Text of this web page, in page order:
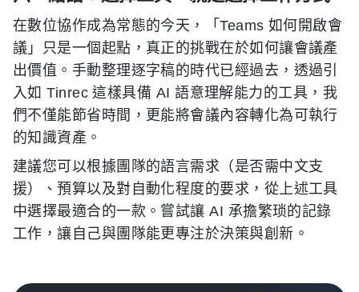
在數位協作成為常態的今天，「Teams 如何開啟會
議」只是一個起點，真正的挑戰在於如何讓會議產
出價值。手動整理逐字稿的時代已經過去，透過引
入如 Tinrec 這樣具備 AI 語意理解能力的工具，我
們不僅能節省時間，更能將會議內容轉化為可執行
的知識資產。
建議您可以根據團隊的語言需求（是否需中文支
援）、預算以及對自動化程度的要求，從上述工具
中選擇最適合的一款。嘗試讓 AI 承擔繁琐的記錄
工作，讓自己與團隊能更專注於決策與創新。